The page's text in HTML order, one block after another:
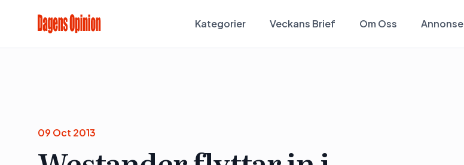
Kategorier Veckans Brief Om Oss
09 Oct 2013